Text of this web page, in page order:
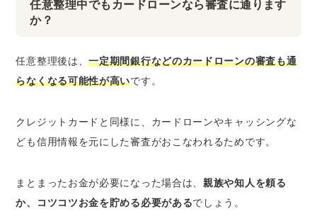
任意整理中でもカードローンなら審査に通ります
か？
任意整理後は、一定期間銀行などのカードローンの審査も通
らなくなる可能性が高いです。
クレジットカードと同様に、カードローンやキャッシングな
ども信用情報を元にした審査がおこなわれるためです。
まとまったお金が必要になった場合は、親族や知人を頼る
か、コツコツお金を貯める必要があるでしょう。